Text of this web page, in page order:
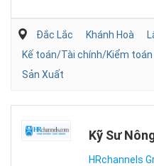
Đắc Lắc Khánh Hoà
Kế toán/Tài chính/Kiểm toán
Sản Xuất
Kỹ Sư
HRchannels